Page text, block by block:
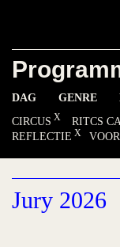
Contact
DAG GENRE
CIRCUS
RITCS
REFLECTIE
Jury 2026